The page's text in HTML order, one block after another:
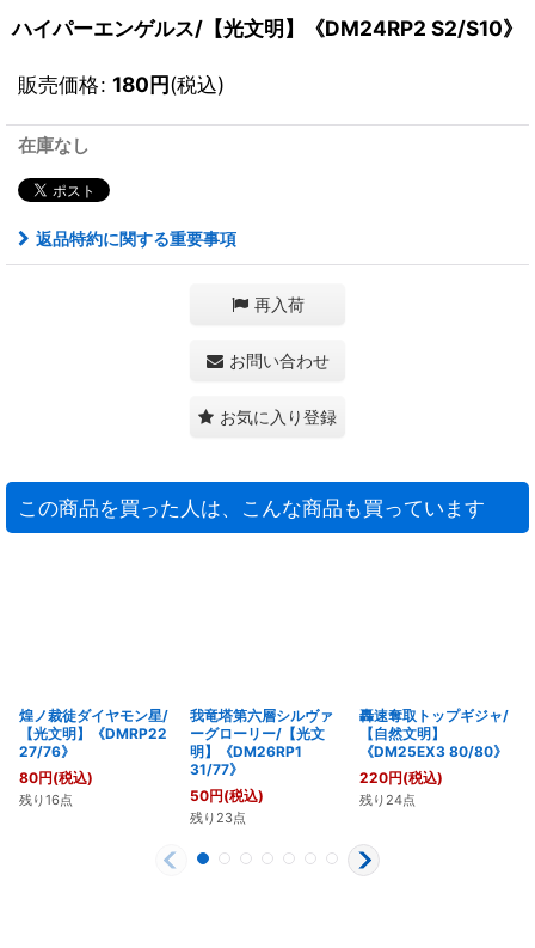
ハイパーエンゲルス/【光文明】《DM24RP2 S2/S10》
販売価格: 180円(税込)
在庫なし
返品特約に関する重要事項
再入荷
お問い合わせ
お気に入り登録
この商品を買った人は、こんな商品も買っています
煌ノ裁徒ダイヤモン星/
【光文明】《DMRP22
27/76》
80円(税込)
残り16点
我竜塔第六層シルヴァ
ーグローリー/【光文
明】《DM26RP1
31/77》
50円(税込)
残り23点
轟速奪取トップギジャ/
【自然文明】
《DM25EX3 80/80》
220円(税込)
残り24点